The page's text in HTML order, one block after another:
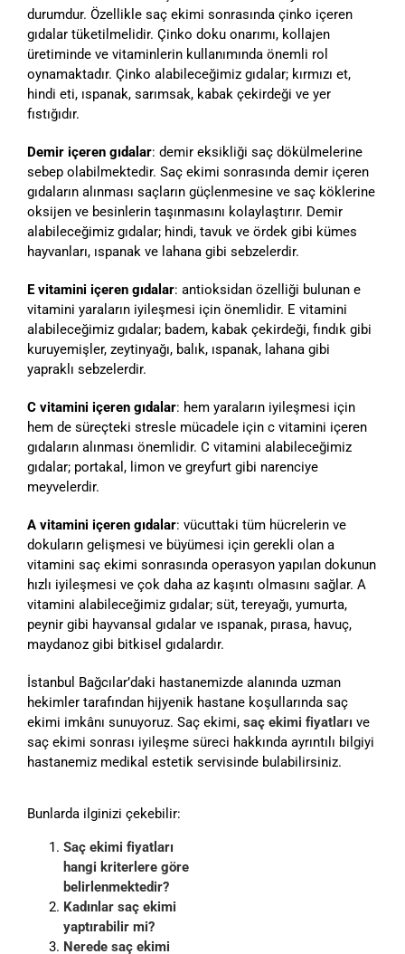
durumdur. Özellikle saç ekimi sonrasında çinko içeren
gıdalar tüketilmelidir. Çinko doku onarımı, kollajen
üretiminde ve vitaminlerin kullanımında önemli rol
oynamaktadır. Çinko alabileceğimiz gıdalar; kırmızı et,
hindi eti, ıspanak, sarımsak, kabak çekirdeği ve yer
fıstığıdır.
Demir içeren gıdalar: demir eksikliği saç dökülmelerine
sebep olabilmektedir. Saç ekimi sonrasında demir içeren
gıdaların alınması saçların güçlenmesine ve saç köklerine
oksijen ve besinlerin taşınmasını kolaylaştırır. Demir
alabileceğimiz gıdalar; hindi, tavuk ve ördek gibi kümes
hayvanları, ıspanak ve lahana gibi sebzelerdir.
E vitamini içeren gıdalar: antioksidan özelliği bulunan e
vitamini yaraların iyileşmesi için önemlidir. E vitamini
alabileceğimiz gıdalar; badem, kabak çekirdeği, fındık gibi
kuruyemişler, zeytinyağı, balık, ıspanak, lahana gibi
yapraklı sebzelerdir.
C vitamini içeren gıdalar: hem yaraların iyileşmesi için
hem de süreçteki stresle mücadele için c vitamini içeren
gıdaların alınması önemlidir. C vitamini alabileceğimiz
gıdalar; portakal, limon ve greyfurt gibi narenciye
meyvelerdir.
A vitamini içeren gıdalar: vücuttaki tüm hücrelerin ve
dokuların gelişmesi ve büyümesi için gerekli olan a
vitamini saç ekimi sonrasında operasyon yapılan dokunun
hızlı iyileşmesi ve çok daha az kaşıntı olmasını sağlar. A
vitamini alabileceğimiz gıdalar; süt, tereyağı, yumurta,
peynir gibi hayvansal gıdalar ve ıspanak, pırasa, havuç,
maydanoz gibi bitkisel gıdalardır.
İstanbul Bağcılar’daki hastanemizde alanında uzman
hekimler tarafından hijyenik hastane koşullarında saç
ekimi imkânı sunuyoruz. Saç ekimi, saç ekimi fiyatları ve
saç ekimi sonrası iyileşme süreci hakkında ayrıntılı bilgiyi
hastanemiz medikal estetik servisinde bulabilirsiniz.
Bunlarda ilginizi çekebilir:
Saç ekimi fiyatları
hangi kriterlere göre
belirlenmektedir?
Kadınlar saç ekimi
yaptırabilir mi?
Nerede saç ekimi